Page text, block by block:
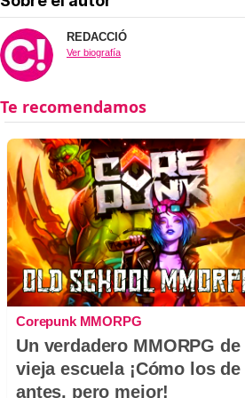
REDACCIÓ
Ver biografía
Corepunk MMORPG
Un verdadero MMORPG de
vieja escuela ¡Cómo los de
antes, pero mejor!